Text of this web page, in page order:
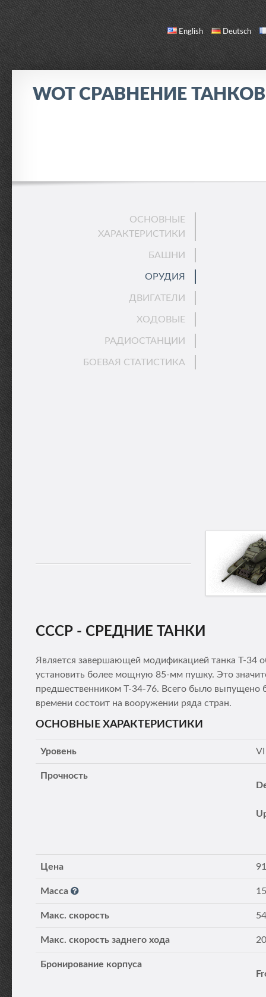
English Deutsch
WOT СРАВНЕНИЕ
О НАС / ОБРАТНАЯ СВЯЗЬ
ОСНОВНЫЕ
ХАРАКТЕРИСТИКИ
БАШНИ
ОРУДИЯ
ДВИГАТЕЛИ
ХОДОВЫЕ
РАДИОСТАНЦИИ
БОЕВАЯ СТАТИСТИКА
СССР - СРЕДНИЕ ТАНКИ
Является завершающей модификацией танка Т-34
установить более мощную 85-мм пушку. Это
предшественником Т-34-76. Всего было выпущено
времени состоит на вооружении ряда стран.
ОСНОВНЫЕ ХАРАКТЕРИСТИКИ
Уровень VI
Прочность
Цена
Масса
Макс. скорость
Макс. скорость заднего хода
Бронирование корпуса